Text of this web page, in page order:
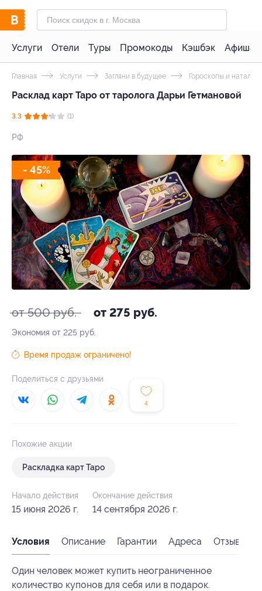
Услуги Отели Туры Промокоды Кэшбэк Афиша
Главная Услуги Загляни в будущее Гороскопы и
Расклад карт Таро от таролога Дарьи Гетмановой
3.3 (1)
РФ
- 45%
от 500 руб. от 275 руб.
Экономия от 225 руб.
4
Время продаж ограничено!
Поделиться с друзьями
Похожие акции
Раскладка карт Таро
Начало действия
15 июня 2026 г.
Окончание действия
14 сентября 2026 г.
Условия Описание Гарантии Адреса Отзывы
Один человек может купить неограниченное
количество купонов для себя или в подарок.